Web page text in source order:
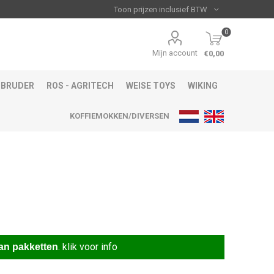
Mijn account
0
€0,00
BRUDER ROS - AGRITECH WEISE TOYS WIKING
KOFFIEMOKKEN/DIVERSEN
pakketten.klik voor info